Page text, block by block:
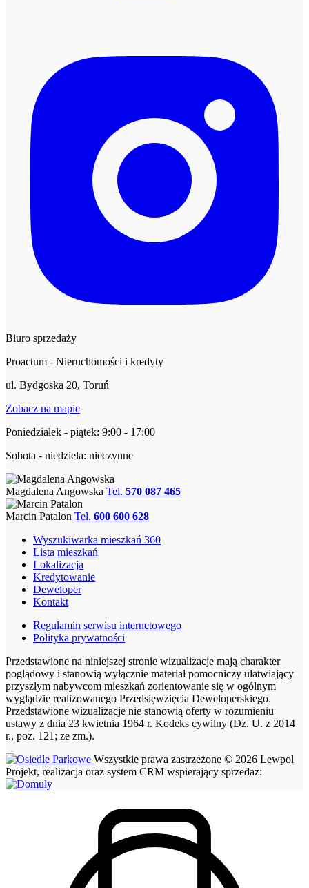
Biuro sprzedaży
Proactum - Nieruchomości i kredyty
ul. Bydgoska 20, Toruń
Zobacz na mapie
Poniedziałek - piątek: 9:00 - 17:00
Sobota - niedziela: nieczynne
Magdalena Angowska Tel. 570 087 465
Marcin Patalon Tel. 600 600 628
Wyszukiwarka mieszkań 360
Lista mieszkań
Lokalizacja
Kredytowanie
Deweloper
Kontakt
Regulamin serwisu internetowego
Polityka prywatności
Przedstawione na niniejszej stronie wizualizacje mają charakter
poglądowy i stanowią wyłącznie materiał pomocniczy ułatwiający
przyszłym nabywcom mieszkań zorientowanie się w ogólnym
wyglądzie realizowanego Przedsięwzięcia Deweloperskiego.
Przedstawione wizualizacje nie stanowią oferty w rozumieniu
ustawy z dnia 23 kwietnia 1964 r. Kodeks cywilny (Dz. U. z 2014
r., poz. 121; ze zm.).
Wszystkie prawa zastrzeżone © 2026 Lewpol
Projekt, realizacja oraz system CRM wspierający sprzedaż: